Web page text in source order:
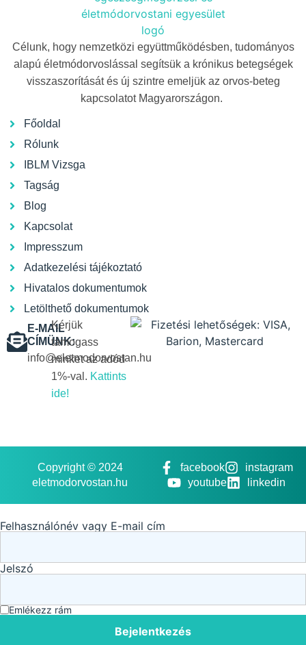
Célunk, hogy nemzetközi együttműködésben, tudományos
alapú életmódorvoslással segítsük a krónikus betegségek
visszaszorítását és új szintre emeljük az orvos-beteg
kapcsolatot Magyarországon.
Főoldal
Rólunk
IBLM Vizsga
Tagság
Blog
Kapcsolat
Impresszum
Adatkezelési tájékoztató
Hivatalos dokumentumok
Letölthető dokumentumok
E-MAIL
CÍMÜNK:
info@eletmodorvostan.hu
Kérjük
támogass
minket az adód
1%-val. Kattints
ide!
Copyright © 2024
eletmodorvostan.hu
facebook
instagram
youtube
linkedin
Felhasználónév vagy E-mail cím
Jelszó
Emlékezz rám
Bejelentkezés